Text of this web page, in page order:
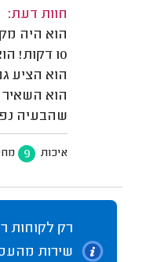
חוות דעת:
הוא היה
10 דקות!
הוא הציע
הוא
שהבעיה
איכות 9
רק לקוחות
שירות